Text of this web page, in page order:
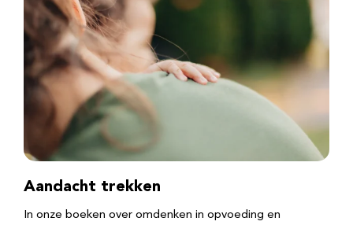
Aandacht trekken
In onze boeken over omdenken in opvoeding en